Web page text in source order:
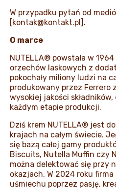
W przypadku pytań od
[kontak@kontakt.pl].
O marce
NUTELLA® powstała w
orzechów laskowych z
pokochały miliony ludzi na
produkowany przez Ferrero
wysokiej jakości składników,
każdym etapie produkcji.
Dziś krem NUTELLA® jest
krajach na całym świecie.
się bazą całej gamy
Biscuits, Nutella Muffin czy
można delektować się przy
okazjach. W 2024 roku
uśmiechu poprzez pasję,